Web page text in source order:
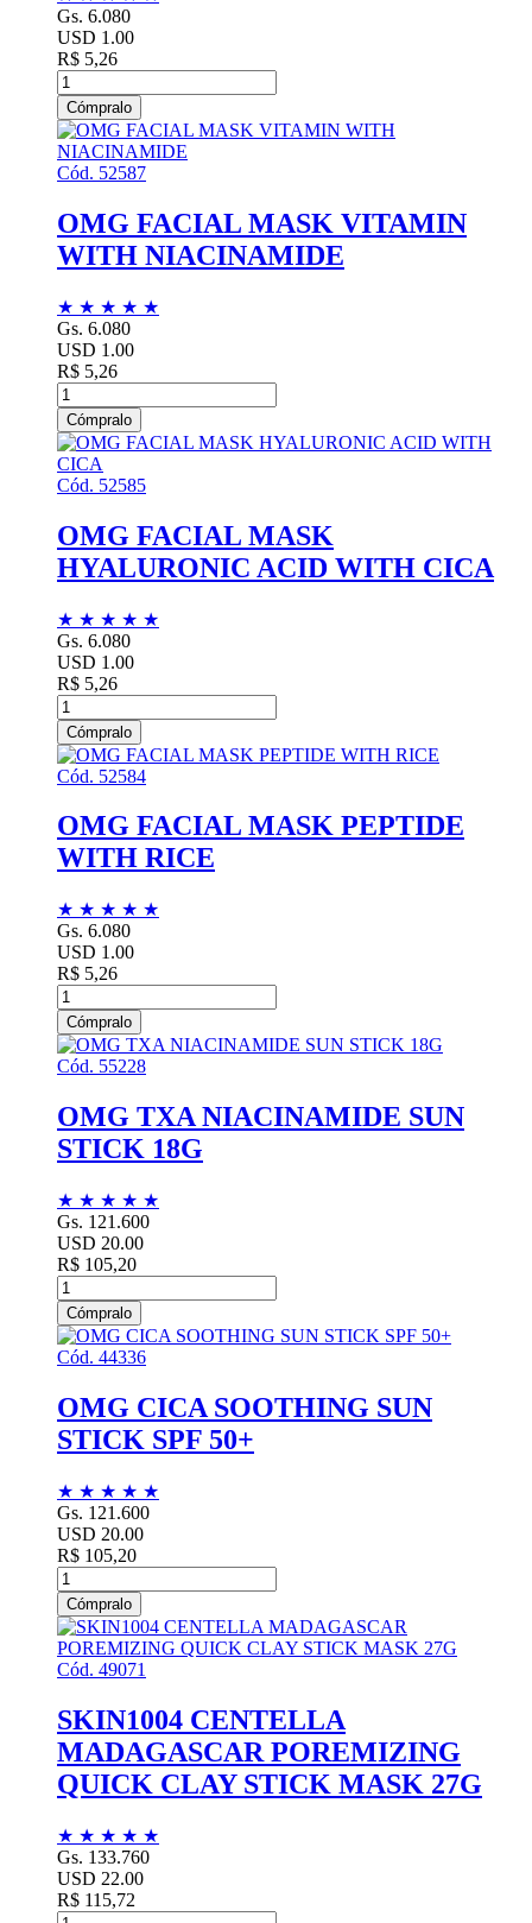
Gs. 6.080
USD 1.00
R$ 5,26
Cómpralo
Cód. 52587
OMG FACIAL MASK VITAMIN
WITH NIACINAMIDE
★ ★ ★ ★ ★
Gs. 6.080
USD 1.00
R$ 5,26
Cómpralo
Cód. 52585
OMG FACIAL MASK
HYALURONIC ACID WITH CICA
★ ★ ★ ★ ★
Gs. 6.080
USD 1.00
R$ 5,26
Cómpralo
Cód. 52584
OMG FACIAL MASK PEPTIDE
WITH RICE
★ ★ ★ ★ ★
Gs. 6.080
USD 1.00
R$ 5,26
Cómpralo
Cód. 55228
OMG TXA NIACINAMIDE SUN
STICK 18G
★ ★ ★ ★ ★
Gs. 121.600
USD 20.00
R$ 105,20
Cómpralo
Cód. 44336
OMG CICA SOOTHING SUN
STICK SPF 50+
★ ★ ★ ★ ★
Gs. 121.600
USD 20.00
R$ 105,20
Cómpralo
Cód. 49071
SKIN1004 CENTELLA
MADAGASCAR POREMIZING
QUICK CLAY STICK MASK 27G
★ ★ ★ ★ ★
Gs. 133.760
USD 22.00
R$ 115,72